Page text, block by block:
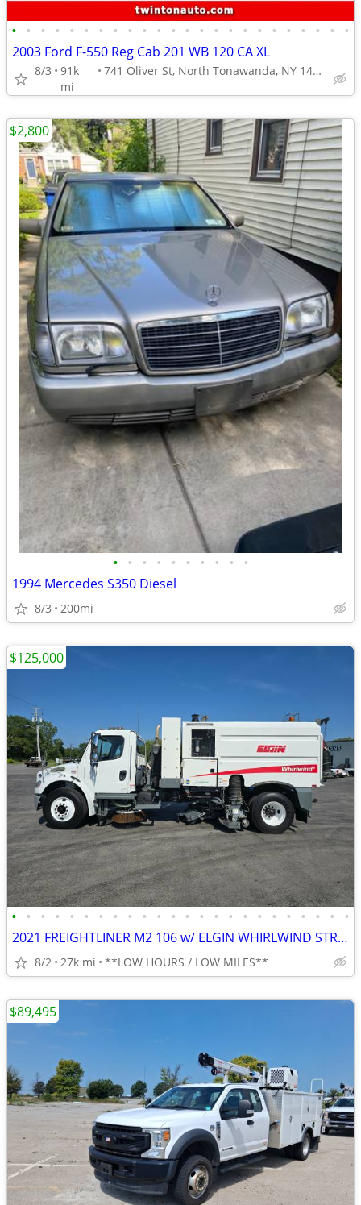
• • • • • • • • • • • • • • • • • • • • • • • •
2003 Ford F-550 Reg Cab 201 WB 120 CA XL
8/3
91k
mi
741 Oliver St, North Tonawanda, NY 14120
• • • • • • • • • •
1994 Mercedes S350 Diesel
8/3 200mi
$2,800
• • • • • • • • • • • • • • • • • • • • • • • •
2021 FREIGHTLINER M2 106 w/ ELGIN WHIRLWIND STREET SWEEPER / VACUUM
8/2 27k mi **LOW HOURS / LOW MILES**
$125,000
$89,495